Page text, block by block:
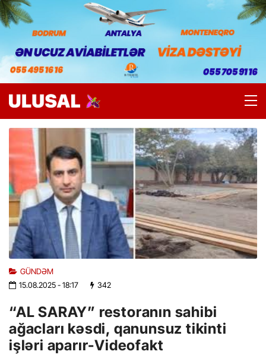
GÜNDƏM
15.08.2025- 18:17 342
“AL SARAY” restoranın sahibi
ağacları kəsdi, qanunsuz tikinti
işləri aparır-Videofakt